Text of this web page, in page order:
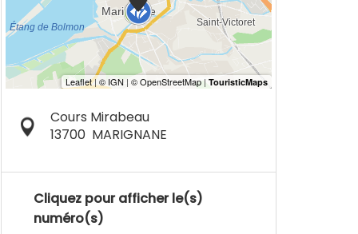
Cours Mirabeau
13700 MARIGNANE
Cliquez pour afficher le(s)
numéro(s)